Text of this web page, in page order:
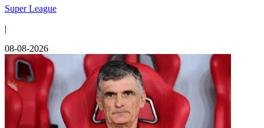
Super League
|
08-08-2026